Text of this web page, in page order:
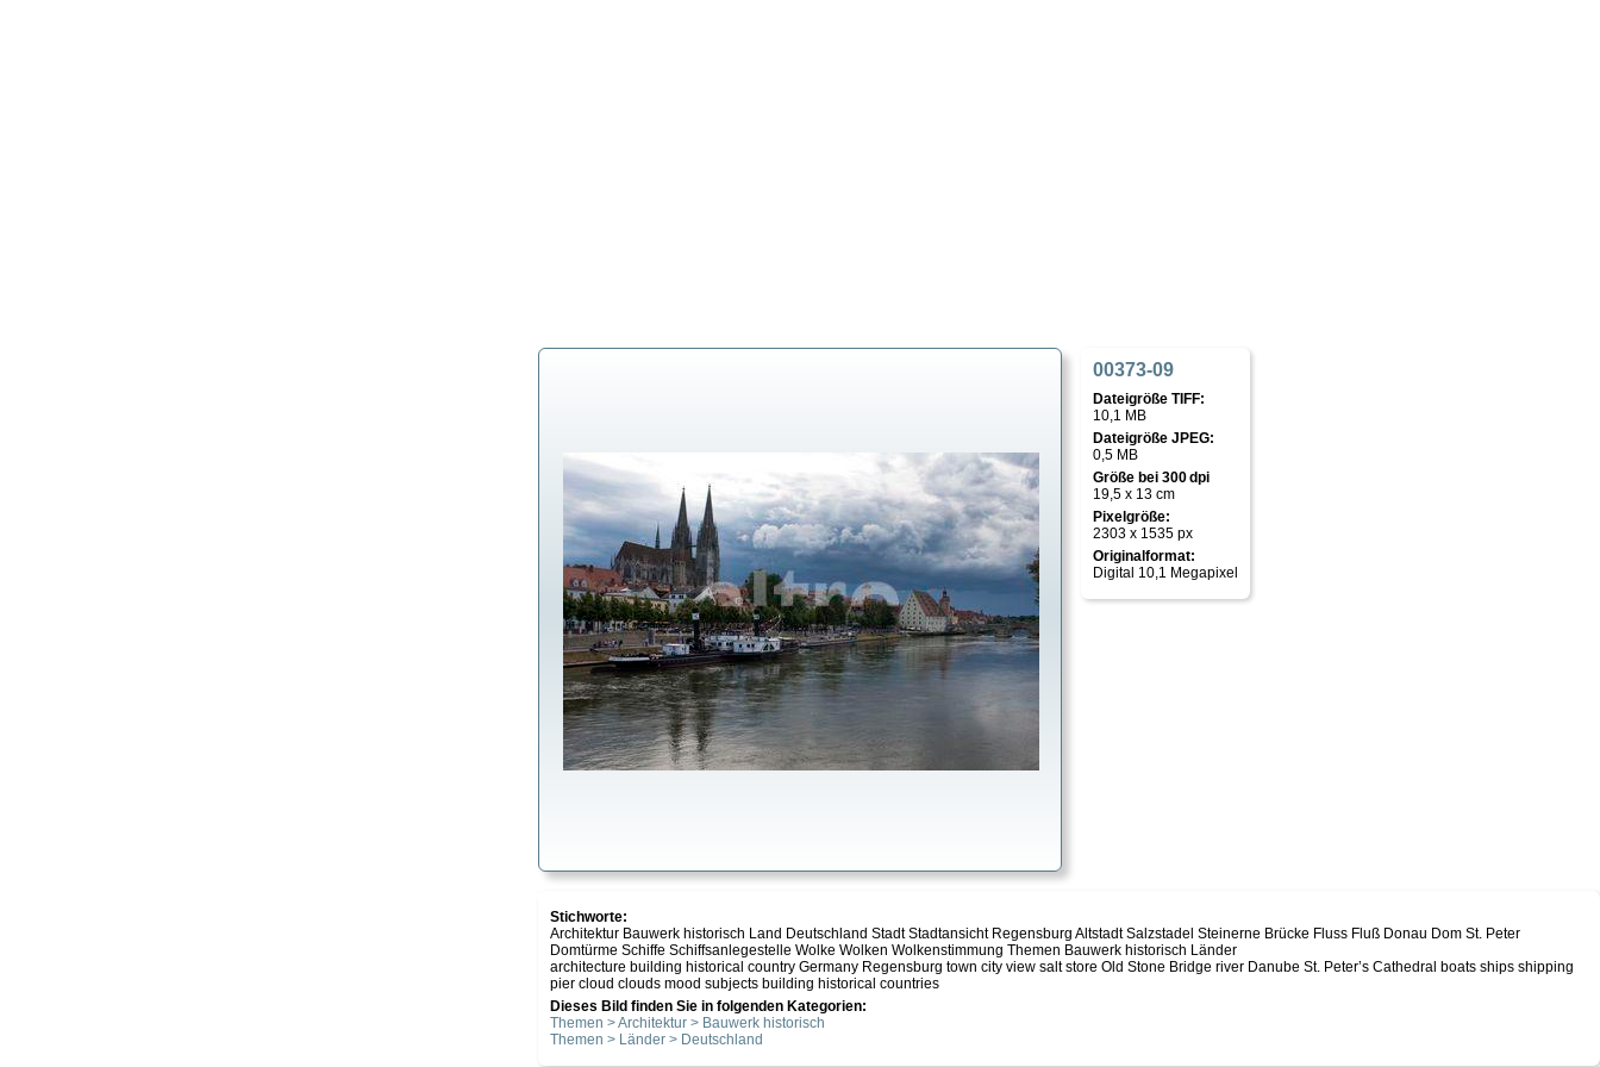
00373-09
Dateigröße TIFF:
10,1 MB
Dateigröße JPEG:
0,5 MB
Größe bei 300 dpi
19,5 x 13 cm
Pixelgröße:
2303 x 1535 px
Originalformat:
Digital 10,1 Megapixel
Stichworte:
Architektur Bauwerk historisch Land Deutschland Stadt Stadtansicht Regensburg Altstadt Salzstadel Steinerne Brücke Fluss Fluß Donau Dom St. Peter
Domtürme Schiffe Schiffsanlegestelle Wolke Wolken Wolkenstimmung Themen Bauwerk historisch Länder
architecture building historical country Germany Regensburg town city view salt store Old Stone Bridge river Danube St. Peter’s Cathedral boats ships shipping
pier cloud clouds mood subjects building historical countries
Dieses Bild finden Sie in folgenden Kategorien:
Themen > Architektur > Bauwerk historisch
Themen > Länder > Deutschland